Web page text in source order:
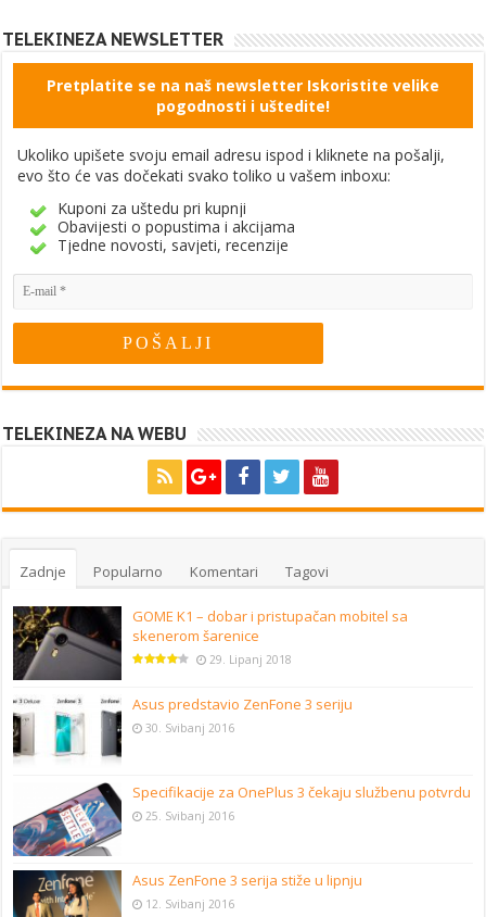
TELEKINEZA NEWSLETTER
Pretplatite se na naš newsletter Iskoristite velike
pogodnosti i uštedite!
Ukoliko upišete svoju email adresu ispod i kliknete na pošalji,
evo što će vas dočekati svako toliko u vašem inboxu:
Kuponi za uštedu pri kupnji
Obavijesti o popustima i akcijama
Tjedne novosti, savjeti, recenzije
TELEKINEZA NA WEBU
Zadnje Popularno Komentari Tagovi
GOME K1 – dobar i pristupačan mobitel sa
skenerom šarenice
29. Lipanj 2018
Asus predstavio ZenFone 3 seriju
30. Svibanj 2016
Specifikacije za OnePlus 3 čekaju službenu potvrdu
25. Svibanj 2016
Asus ZenFone 3 serija stiže u lipnju
12. Svibanj 2016